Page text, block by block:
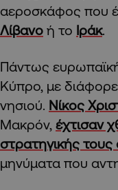
αεροσκάφος που
Λίβανο ή το Ιράκ.
Πάντως
Κύπρο, με
νησιού. Νίκος
Μακρόν, έχτισαν
στρατηγικής
μηνύματα που